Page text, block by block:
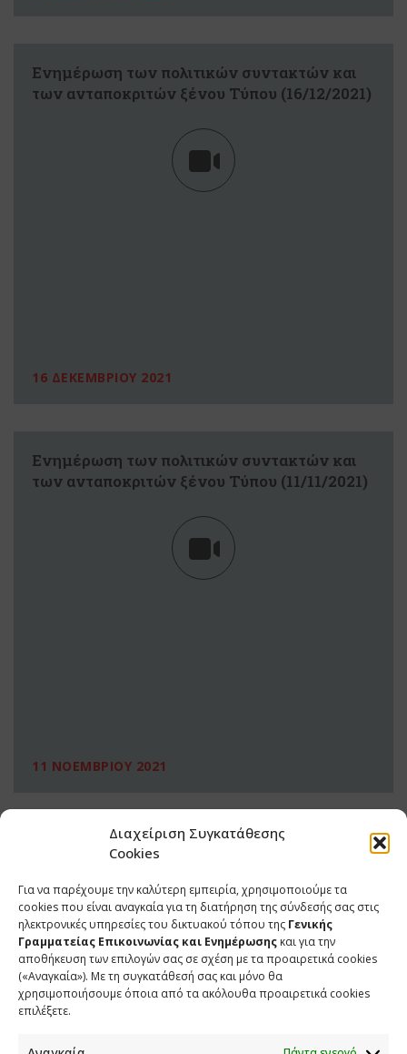
Διαχείριση Συγκατάθεσης
Cookies
Για να παρέχουμε την καλύτερη εμπειρία, χρησιμοποιούμε τα
cookies που είναι αναγκαία για τη διατήρηση της σύνδεσής σας στις
ηλεκτρονικές υπηρεσίες του δικτυακού τόπου της Γενικής
Γραμματείας Επικοινωνίας και Ενημέρωσης και για την
αποθήκευση των επιλογών σας σε σχέση με τα προαιρετικά cookies
(«Αναγκαία»). Με τη συγκατάθεσή σας και μόνο θα
χρησιμοποιήσουμε όποια από τα ακόλουθα προαιρετικά cookies
επιλέξετε.
Ενημέρωση των πολιτικών συντακτών και
των ανταποκριτών ξένου Τύπου (16/12/2021)
16 ΔΕΚΕΜΒΡΙΟΥ 2021
Ενημέρωση των πολιτικών συντακτών και
των ανταποκριτών ξένου Τύπου (11/11/2021)
11 ΝΟΕΜΒΡΙΟΥ 2021
ΕΠΙΚΟΙΝΩΝΙΑ
Φραγκούδη 11 & Αλεξάνδρου Πάντου